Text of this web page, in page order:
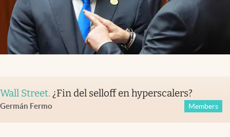
Wall Street. ¿Fin del selloff en hyperscalers?
Germán Fermo Members